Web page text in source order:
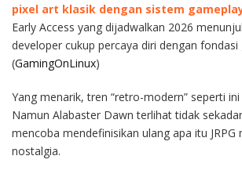
pixel art klasik dengan sistem
Early Access yang dijadwalkan 2026
developer cukup percaya diri dengan fondasi
(GamingOnLinux)
Yang menarik, tren “retro-modern” seperti
Namun Alabaster Dawn terlihat tidak
mencoba mendefinisikan ulang apa itu JRPG
nostalgia.